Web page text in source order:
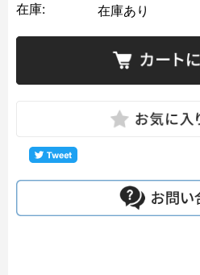
在庫:
在庫あり